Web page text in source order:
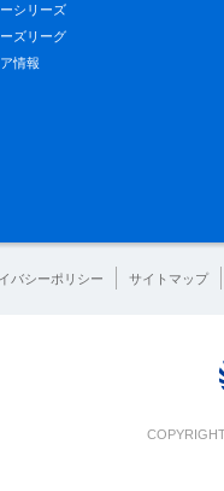
シリーズ
ズリーグ
情報
バシーポリシー サイトマップ